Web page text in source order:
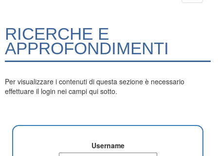
RICERCHE E
APPROFONDIMENTI
Per visualizzare i contenuti di questa sezione è necessario
effettuare il login nei campi qui sotto.
Username